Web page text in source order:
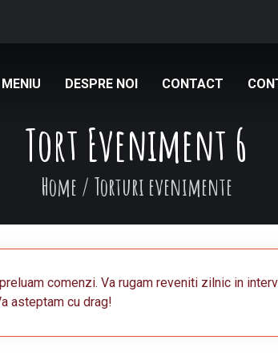
MENIU DESPRE NOI CONTACT
Tort Eveniment 6
Home / Torturi evenimente
comenzi. Va rugam reveniti zilnic in
asteptam cu drag!